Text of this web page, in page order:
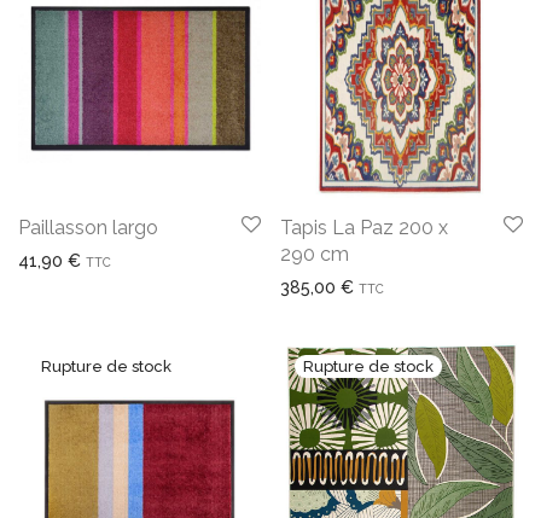
Paillasson largo
41,90 € TTC
Tapis La Paz 200 x
290 cm
385,00 € TTC